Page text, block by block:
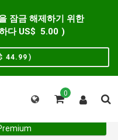
잠금 해제하기 위한
다 US$ 5.00 )
44.99 )
0